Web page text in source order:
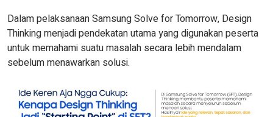
Dalam pelaksanaan Samsung Solve for Tomorrow, Design
Thinking menjadi pendekatan utama yang digunakan peserta
untuk memahami suatu masalah secara lebih mendalam
sebelum menawarkan solusi.